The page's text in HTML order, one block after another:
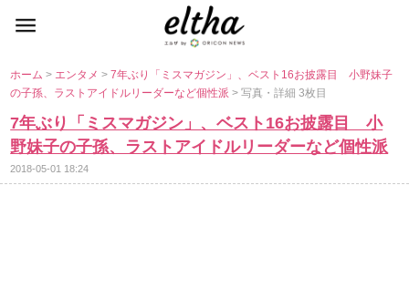
ホーム> エンタメ>7年ぶり「ミスマガジン」、ベスト16お披露目 小野妹子
の子孫、ラストアイドルリーダーなど個性派> 写真・詳細 3枚目
7年ぶり「ミスマガジン」、ベスト16お披露目 小
野妹子の子孫、ラストアイドルリーダーなど個性派
2018-05-01 18:24